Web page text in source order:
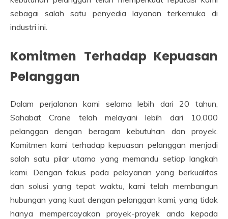
sebagai salah satu penyedia layanan terkemuka di
industri ini.
Komitmen Terhadap Kepuasan
Pelanggan
Dalam perjalanan kami selama lebih dari 20 tahun,
Sahabat Crane telah melayani lebih dari 10.000
pelanggan dengan beragam kebutuhan dan proyek.
Komitmen kami terhadap kepuasan pelanggan menjadi
salah satu pilar utama yang memandu setiap langkah
kami. Dengan fokus pada pelayanan yang berkualitas
dan solusi yang tepat waktu, kami telah membangun
hubungan yang kuat dengan pelanggan kami, yang tidak
hanya mempercayakan proyek-proyek anda kepada